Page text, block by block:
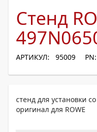
Стенд
АРТИКУЛ: 95009
стенд для установки
оригинал для ROWE